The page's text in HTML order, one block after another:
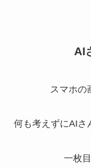
AI
スマホの
何も考えずにAIさ
一枚